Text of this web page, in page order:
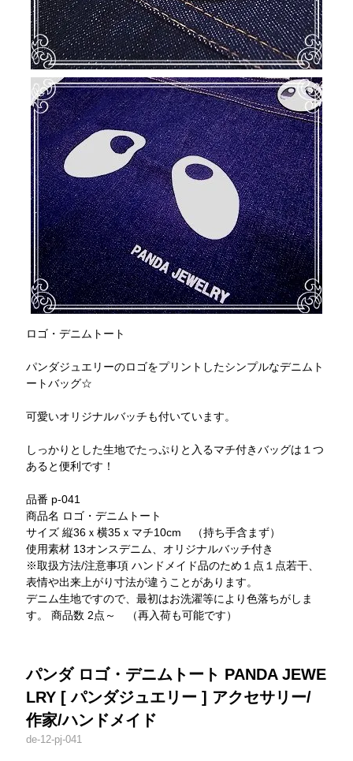
ロゴ・デニムトート
パンダジュエリーのロゴをプリントしたシンプルなデニムト
ートバッグ☆
可愛いオリジナルバッチも付いています。
しっかりとした生地でたっぷりと入るマチ付きバッグは１つ
あると便利です！
品番 p-041
商品名 ロゴ・デニムトート
サイズ 縦36ｘ横35ｘマチ10cm （持ち手含まず）
使用素材 13オンスデニム、オリジナルバッチ付き
※取扱方法/注意事項 ハンドメイド品のため１点１点若干、
表情や出来上がり寸法が違うことがあります。
デニム生地ですので、最初はお洗濯等により色落ちがしま
す。 商品数 2点～ （再入荷も可能です）
パンダ ロゴ・デニムトート PANDA JEWE
LRY [ パンダジュエリー ] アクセサリー/
作家/ハンドメイド
de-12-pj-041